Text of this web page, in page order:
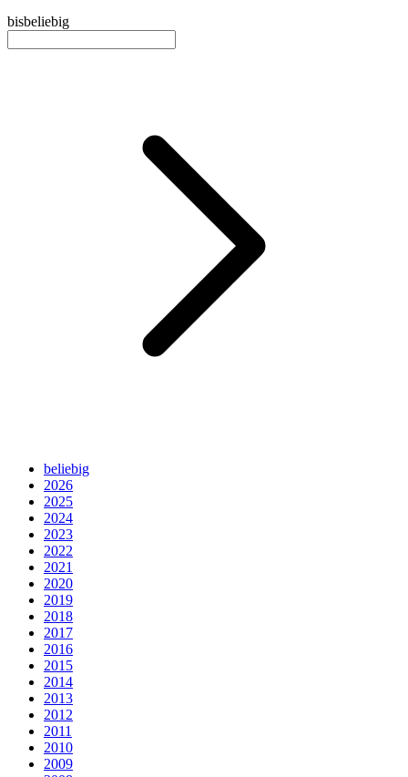
bisbeliebig
beliebig
2026
2025
2024
2023
2022
2021
2020
2019
2018
2017
2016
2015
2014
2013
2012
2011
2010
2009